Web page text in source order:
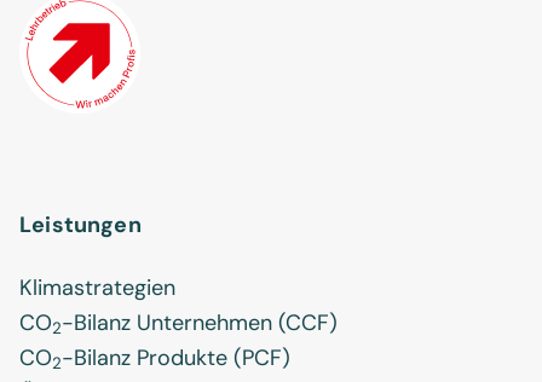
Leistungen
Klimastrategien
CO2-Bilanz Unternehmen (CCF)
CO2-Bilanz Produkte (PCF)